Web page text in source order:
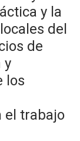
y la
del
de
y
los
el trabajo